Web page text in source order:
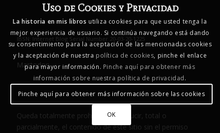
IBSN: Internet Blog Serial Number 20-03-20-1225
Mastodon
Queda totalmente prohibido reproducir, total o
parcialmente, el contenido de este sitio sin el permiso
Uso de Cookies y Privacidad
La historia en mis libros utiliza cookies para que usted tenga la
mejor experiencia de usuario. Si continúa navegando está dando
su consentimiento para la aceptación de las mencionadas cookies
y la aceptación de nuestra política de cookies, pinche el enlace
para mayor información. Pinche aquí para obtener más
información sobre nuestra política de privacidad.
Pinche aquí para obtener más información sobre las cookies
OK